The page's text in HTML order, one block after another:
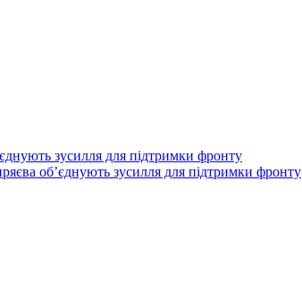
об’єднують зусилля для підтримки фронту